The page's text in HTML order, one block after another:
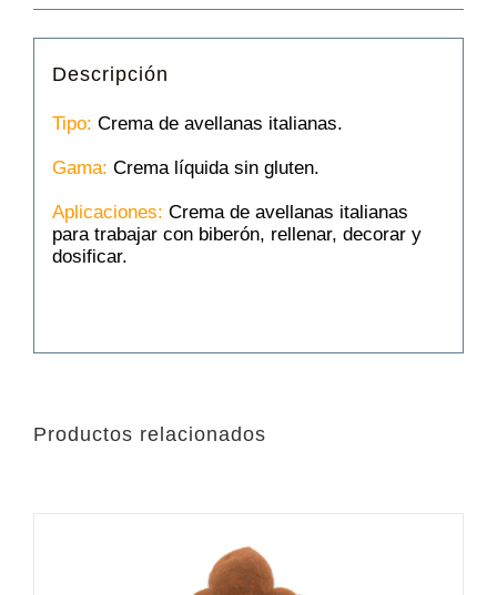
Descripción
Tipo: Crema de avellanas italianas.
Gama: Crema líquida sin gluten.
Aplicaciones: Crema de avellanas italianas
para trabajar con biberón, rellenar, decorar y
dosificar.
Productos relacionados